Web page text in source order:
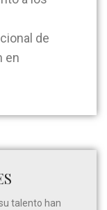
de
en
talento han